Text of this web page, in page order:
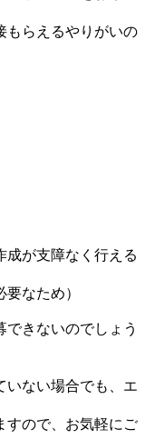
もらえるやりがいの
成が支障なく行える
なため）
きないのでしょう
いない場合でも、エ
すので、お気軽にご